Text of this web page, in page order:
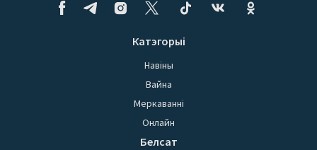
Катэгорыі
Навіны
Вайна
Меркаванні
Онлайн
Белсат